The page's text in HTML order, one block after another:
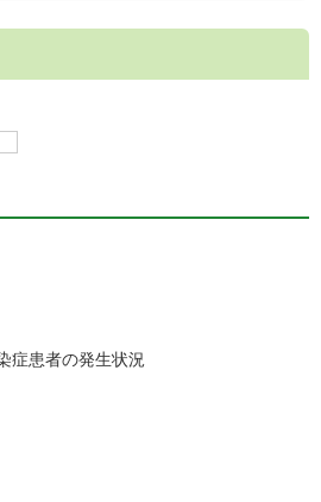
症患者の発生状況